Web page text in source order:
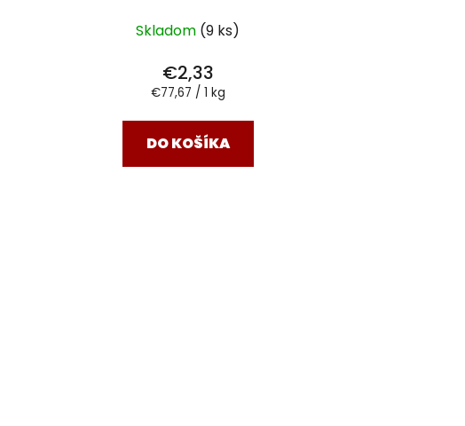
Skladom (9 ks)
€2,33
Jednotková
€77,67 / 1 kg
DO KOŠÍKA